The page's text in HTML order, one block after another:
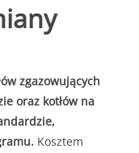
zgazowujących
oraz kotłów na
Kosztem